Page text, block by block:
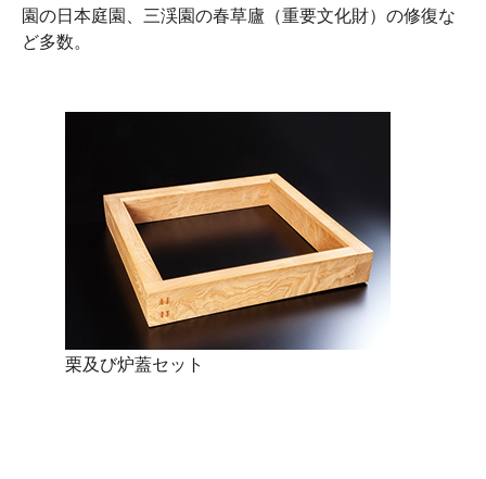
園の日本庭園、三渓園の春草廬（重要文化財）の修復な
ど多数。
栗及び炉蓋セット